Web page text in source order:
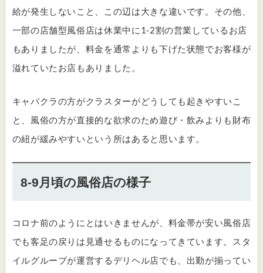
給が発生しないこと、この辺は大きな違いです。その他、
一部の店舗型風俗店は休業中に1-2割の営業しているお店
もありましたが、料金を通常よりも下げた状態でお客様が
溢れていたお店もありました。
キャバクラの方がクラスターがどうしても起きやすいこ
と、風俗の方が直接的な欲求のため遊び・飲みよりも財布
の紐が緩みやすいという所はあると思います。
8-9月頃の風俗店の様子
コロナ前のようにとはいきませんが、料金帯が安い風俗店
でも客足の戻りは見通せるものになってきています。スタ
イルグループが運営するデリヘル店でも、出勤が揃ってい